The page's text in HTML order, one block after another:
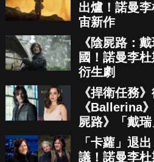
出爐！諾曼
宙新作
《陰屍路：
國！諾曼李
衍生劇
《捍衛任務
《Ballerina
屍路》「戴
「卡蘿」退
議！諾曼李